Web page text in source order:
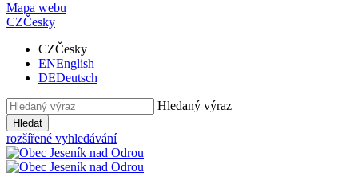
Mapa webu
CZČesky
CZČesky
ENEnglish
DEDeutsch
Hledaný výraz
Hledat
rozšířené vyhledávání